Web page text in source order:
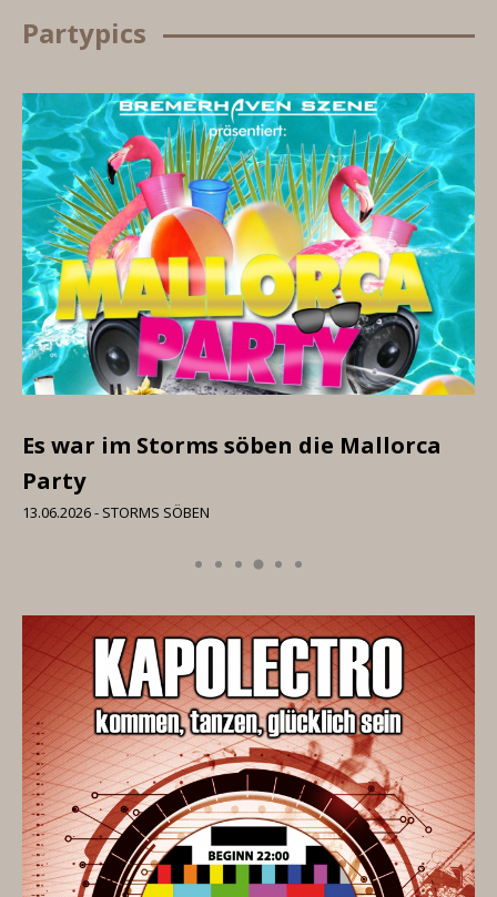
Partypics
Es war im Storms söben die Mallorca
Party
13.06.2026 - STORMS SÖBEN